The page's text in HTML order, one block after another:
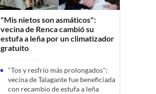
"Mis nietos son asmáticos":
vecina de Renca cambió su
estufa a leña por un climatizador
gratuito
"Tos y resfrío más prolongados":
vecina de Talagante fue beneficiada
con recambio de estufa a leña